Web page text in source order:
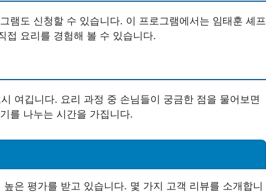
램도 신청할 수 있습니다. 이 프로그램에서는 임태훈 셰프
접 요리를 경험해 볼 수 있습니다.
여깁니다. 요리 과정 중 손님들이 궁금한 점을 물어보면
를 나누는 시간을 가집니다.
은 평가를 받고 있습니다. 몇 가지 고객 리뷰를 소개합니